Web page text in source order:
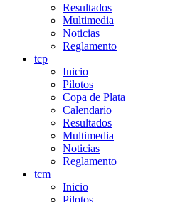
Resultados
Multimedia
Noticias
Reglamento
tcp
Inicio
Pilotos
Copa de Plata
Calendario
Resultados
Multimedia
Noticias
Reglamento
tcm
Inicio
Pilotos